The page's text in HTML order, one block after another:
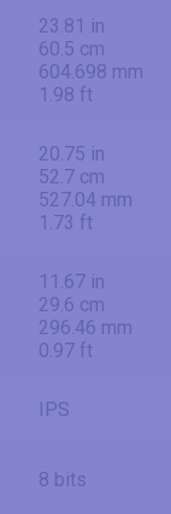
23.81 in
60.5 cm
604.698 mm
1.98 ft
20.75 in
52.7 cm
527.04 mm
1.73 ft
11.67 in
29.6 cm
296.46 mm
0.97 ft
IPS
8 bits